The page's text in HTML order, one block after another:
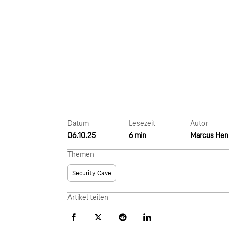
Datum
06.10.25
Lesezeit
6 min
Autor
Marcus
Themen
Security Cave
Artikel teilen
Facebook
X Reddit LinkedIn